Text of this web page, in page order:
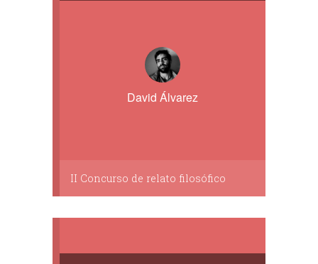
David Álvarez
II Concurso de relato filosófico